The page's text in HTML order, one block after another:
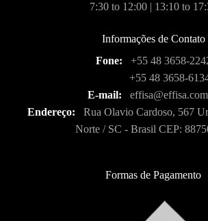
7:30 to 12:00 | 13:10 to
Informações de Contato
Fone:
+55 48 3658-
+55 48 3658-
E-mail:
Endereço:
Rua Olavio Cardoso, 567
Norte / SC - Brasil CEP:
Formas de Pagamento